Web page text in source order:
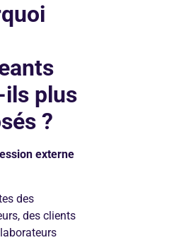
plus
?
externe
des
des clients